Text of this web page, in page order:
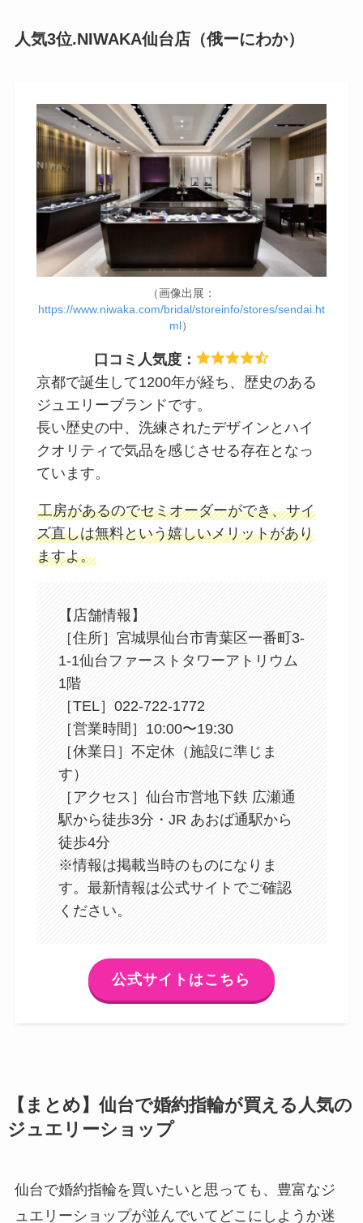
人気3位.NIWAKA仙台店（俄ーにわか）
（画像出展：
https://www.niwaka.com/bridal/storeinfo/stores/sendai.ht
ml）
口コミ人気度：
京都で誕生して1200年が経ち、歴史のある
ジュエリーブランドです。
長い歴史の中、洗練されたデザインとハイ
クオリティで気品を感じさせる存在となっ
ています。
工房があるのでセミオーダーができ、サイ
ズ直しは無料という嬉しいメリットがあり
ますよ。
【店舗情報】
［住所］宮城県仙台市青葉区一番町3-
1-1仙台ファーストタワーアトリウム
1階
［TEL］022-722-1772
［営業時間］10:00〜19:30
［休業日］不定休（施設に準じま
す）
［アクセス］仙台市営地下鉄 広瀬通
駅から徒歩3分・JR あおば通駅から
徒歩4分
※情報は掲載当時のものになりま
す。最新情報は公式サイトでご確認
ください。
公式サイトはこちら
【まとめ】仙台で婚約指輪が買える人気の
ジュエリーショップ
仙台で婚約指輪を買いたいと思っても、豊富なジ
ュエリーショップが並んでいてどこにしようか迷